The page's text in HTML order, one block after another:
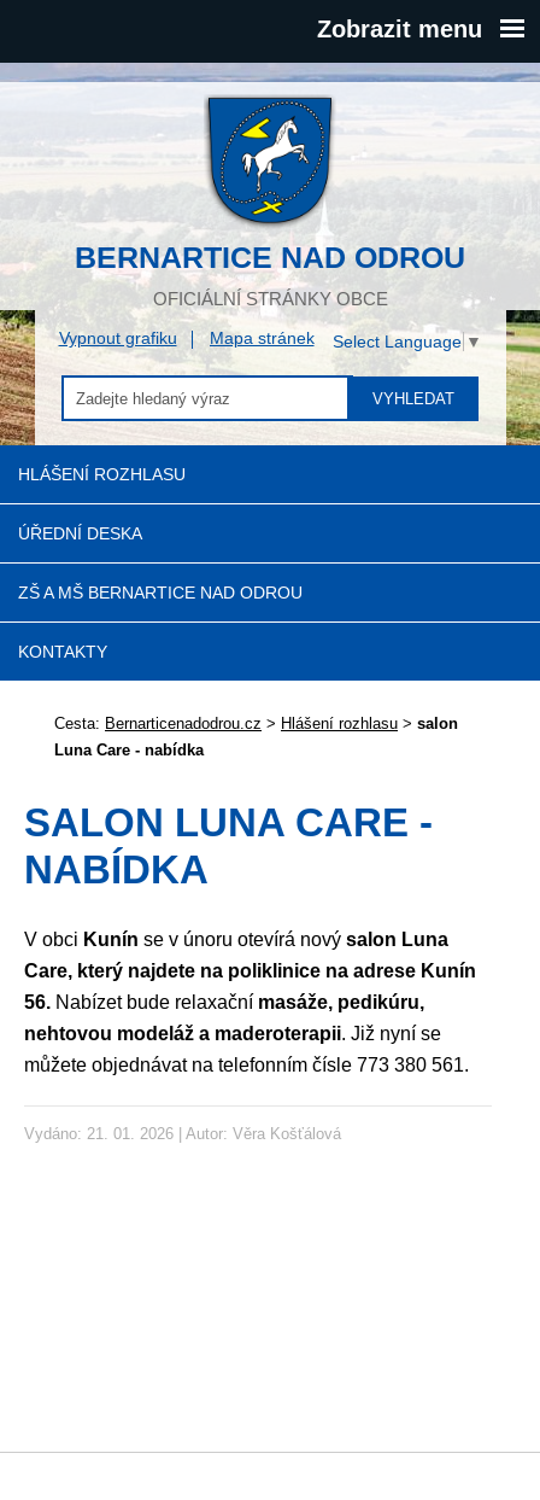
Zobrazit menu
BERNARTICE NAD ODROU
OFICIÁLNÍ STRÁNKY OBCE
Vypnout grafiku Mapa stránek Select Language ▼
VYHLEDAT
HLÁŠENÍ ROZHLASU
ÚŘEDNÍ DESKA
ZŠ A MŠ BERNARTICE NAD ODROU
KONTAKTY
Cesta: Bernarticenadodrou.cz > Hlášení rozhlasu > salon
Luna Care - nabídka
SALON LUNA CARE -
NABÍDKA
V obci Kunín se v únoru otevírá nový salon Luna
Care, který najdete na poliklinice na adrese Kunín
56. Nabízet bude relaxační masáže, pedikúru,
nehtovou modeláž a maderoterapii. Již nyní se
můžete objednávat na telefonním čísle 773 380 561.
Vydáno: 21. 01. 2026 | Autor: Věra Košťálová